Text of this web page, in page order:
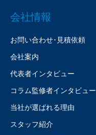
会社情報
お問い合わせ･見積依頼
会社案内
代表者インタビュー
コラム監修者インタビュー
当社が選ばれる理由
スタッフ紹介